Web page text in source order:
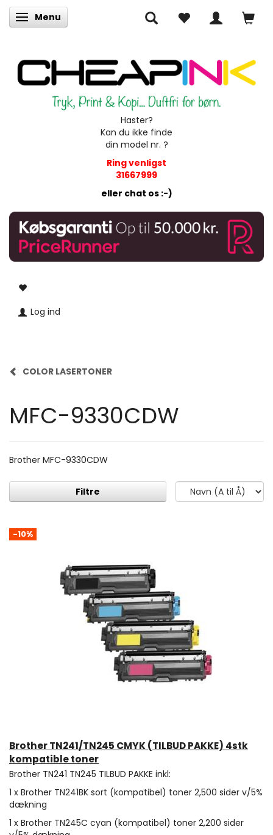
Skifte navigation
Menu
Haster?
Kan du ikke finde
din model nr. ?
Ring venligst
31667999
eller chat os :-)
Log ind
COLOR LASERTONER
MFC-9330CDW
Brother MFC-9330CDW
Filtre
-10%
Brother TN241/TN245 CMYK (TILBUD PAKKE) 4stk
kompatible toner
Brother TN241 TN245 TILBUD PAKKE inkl:
1 x Brother TN241BK sort (kompatibel) toner 2,500 sider v/5%
dækning
1 x Brother TN245C cyan (kompatibel) toner 2,200 sider